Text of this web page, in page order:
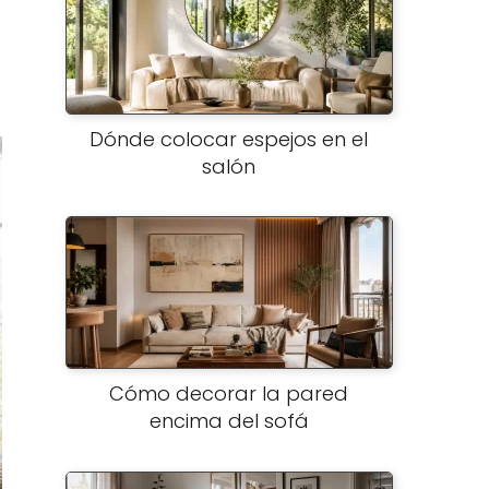
Dónde colocar espejos en el
salón
Cómo decorar la pared
encima del sofá